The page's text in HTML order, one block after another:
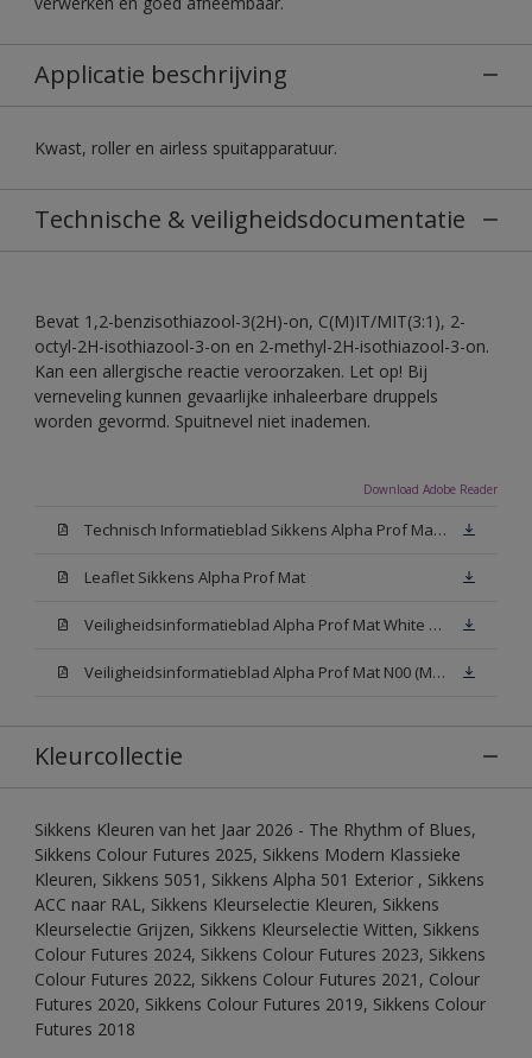
Applicatie beschrijving
Kwast, roller en airless spuitapparatuur.
Technische & veiligheidsdocumentatie
Bevat 1,2-benzisothiazool-3(2H)-on, C(M)IT/MIT(3:1), 2-
octyl-2H-isothiazool-3-on en 2-methyl-2H-isothiazool-3-on.
Kan een allergische reactie veroorzaken. Let op! Bij
verneveling kunnen gevaarlijke inhaleerbare druppels
worden gevormd. Spuitnevel niet inademen.
Download Adobe Reader
Technisch Informatieblad Sikkens Alpha Prof Mat(PDF)
Leaflet Sikkens Alpha Prof Mat
Veiligheidsinformatieblad Alpha Prof Mat White W05 (MSDS)
Veiligheidsinformatieblad Alpha Prof Mat N00 (MSDS)
Kleurcollectie
Sikkens Kleuren van het Jaar 2026 - The Rhythm of Blues,
Sikkens Colour Futures 2025, Sikkens Modern Klassieke
Kleuren, Sikkens 5051, Sikkens Alpha 501 Exterior , Sikkens
ACC naar RAL, Sikkens Kleurselectie Kleuren, Sikkens
Kleurselectie Grijzen, Sikkens Kleurselectie Witten, Sikkens
Colour Futures 2024, Sikkens Colour Futures 2023, Sikkens
Colour Futures 2022, Sikkens Colour Futures 2021, Colour
Futures 2020, Sikkens Colour Futures 2019, Sikkens Colour
Futures 2018